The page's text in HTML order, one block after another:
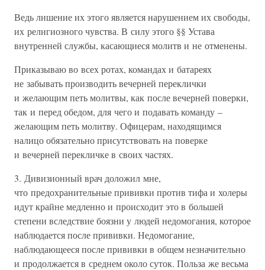
Ведь лишение их этого является нарушением их свободы,
их религиозного чувства. В силу этого §§ Устава
внутренней службы, касающиеся молитв и не отменены.
Приказываю во всех ротах, командах и батареях
не забывать производить вечерней переклички
и желающим петь молитвы, как после вечерней поверки,
так и перед обедом, для чего и подавать команду –
желающим петь молитву. Офицерам, находящимся
налицо обязательно присутствовать на поверке
и вечерней перекличке в своих частях.
3. Дивизионный врач доложил мне,
что предохранительные прививки против тифа и холеры
идут крайне медленно и происходит это в большей
степени вследствие боязни у людей недомогания, которое
наблюдается после прививки. Недомогание,
наблюдающееся после прививки в общем незначительно
и продолжается в среднем около суток. Польза же весьма